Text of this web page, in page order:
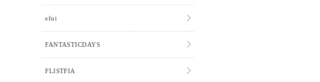
efni
FANTASTICDAYS
FLISTFIA